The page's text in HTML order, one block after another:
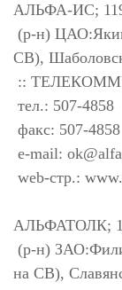
АЛЬФА-ИС;
(р-н)
СВ),
::
тел.: 507-4858
факс: 507-4858
e-mail:
web-стр.:
АЛЬФАТОЛК;
(р-н)
на СВ),